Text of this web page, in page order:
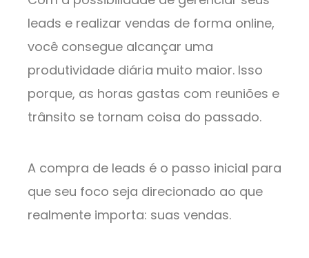
leads e realizar vendas de forma online,
você consegue alcançar uma
produtividade diária muito maior. Isso
porque, as horas gastas com reuniões e
trânsito se tornam coisa do passado.
A compra de leads é o passo inicial para
que seu foco seja direcionado ao que
realmente importa: suas vendas.